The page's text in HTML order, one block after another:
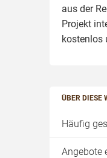
aus der
Projekt
kostenlos
ÜBER DIESE
Häufig
Angebote